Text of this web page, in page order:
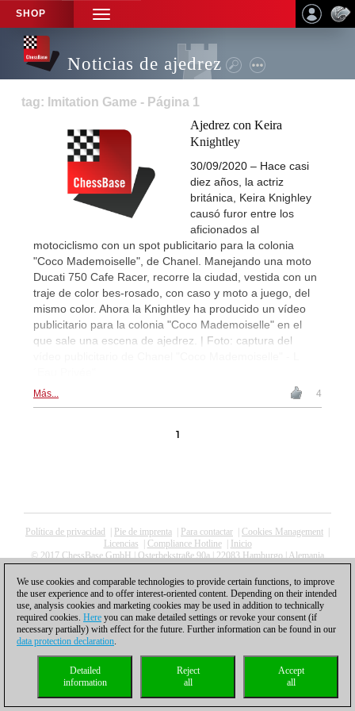
SHOP
TOGGLE
NAVIGATION
Noticias de ajedrez
tag: Imitation Game - Página 1
Ajedrez con Keira
Knightley
30/09/2020 – Hace casi
diez años, la actriz
británica, Keira Knighley
causó furor entre los
aficionados al
motociclismo con un spot publicitario para la colonia
"Coco Mademoiselle", de Chanel. Manejando una moto
Ducati 750 Cafe Racer, recorre la ciudad, vestida con un
traje de color bes-rosado, con caso y moto a juego, del
mismo color. Ahora la Knightley ha producido un vídeo
publicitario para la colonia "Coco Mademoiselle" en el
que sale una escena de ajedrez. | Foto: captura del
Más... 4
1
Política de privacidad Pie de imprenta Para contactar Cookies Management
Licencias
Compliance Hotline|
Inicio
© 2017 ChessBase GmbH | Osterbekstraße 90a | 22083 Hamburgo | Alemania
coldest news
We use cookies and comparable technologies to provide certain functions, to improve
the user experience and to offer interest-oriented content. Depending on their intended
use, analysis cookies and marketing cookies may be used in addition to technically
required cookies. Here you can make detailed settings or revoke your consent (if
necessary partially) with effect for the future. Further information can be found in our
data protection declaration.
Accept
all
Reject
all
Detailed
information